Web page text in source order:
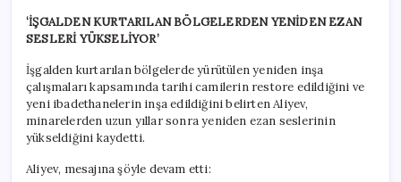
‘İŞGALDEN KURTARILAN BÖLGELERDEN YENİDEN EZAN
SESLERİ YÜKSELİYOR’
İşgalden kurtarılan bölgelerde yürütülen yeniden inşa
çalışmaları kapsamında tarihi camilerin restore edildiğini ve
yeni ibadethanelerin inşa edildiğini belirten Aliyev,
minarelerden uzun yıllar sonra yeniden ezan seslerinin
yükseldiğini kaydetti.
Aliyev, mesajına şöyle devam etti: